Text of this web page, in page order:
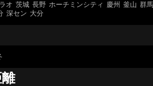
オ 茨城 長野 ホーチミンシティ 慶州 釜山 群馬
深セン 大分